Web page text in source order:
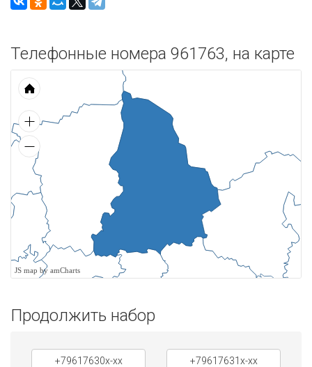
Телефонные номера 961763, на карте
JS map by amCharts
Продолжить набор
+79617630x-xx +79617631x-xx